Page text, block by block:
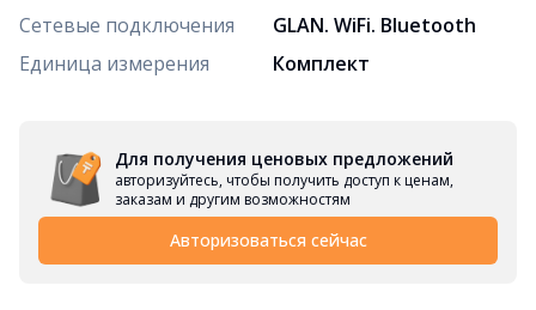
Сетевые подключения
GLAN. WiFi. Bluetooth
Единица измерения
Комплект
Для получения ценовых предложений
авторизуйтесь, чтобы получить доступ к ценам,
заказам и другим возможностям
Авторизоваться сейчас